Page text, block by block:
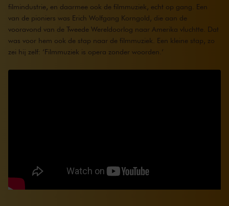
filmindustrie, en daarmee ook de filmmuziek, echt op gang. Een
van de pioniers was Erich Wolfgang Korngold, die aan de
vooravond van de Tweede Wereldoorlog naar Amerika vluchtte. Dat
was voor hem ook de stap naar de filmmuziek. Een kleine stap, zo
zei hij zelf: ‘Filmmuziek is opera zonder woorden.’